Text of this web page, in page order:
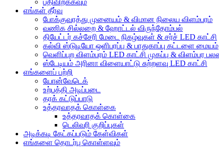
பதிவிறக்கவும்
எங்கள் தீர்வு
போக்குவரத்து முனையம் & விமான நிலைய விளம்பரம்
வணிக சில்லறை & ஹோட்டல் விருந்தோம்பல்
தியேட்டர் கச்சேரி மேடை நிகழ்வுகள் & சர்ச் LED காட்சி
கல்வி ஸ்டுடியோ ஒளிபரப்பு & பாதுகாப்பு கட்டளை மையம்
வெளிப்புற விளம்பரம் LED காட்சி முகப்பு & விளம்பர
ஸ்டேடியம் அரினா விளையாட்டு சுற்றளவு LED காட்சி
எங்களைப் பற்றி
யோன்வேடெக்
உற்பத்தி அடிப்படை
தரக் கட்டுப்பாடு
உத்தரவாதக் கொள்கை
உத்தரவாதக் கொள்கை
டெலிவரி குறிப்புகள்
அடிக்கடி கேட்கப்படும் கேள்விகள்
எங்களை தொடர்பு கொள்ளவும்